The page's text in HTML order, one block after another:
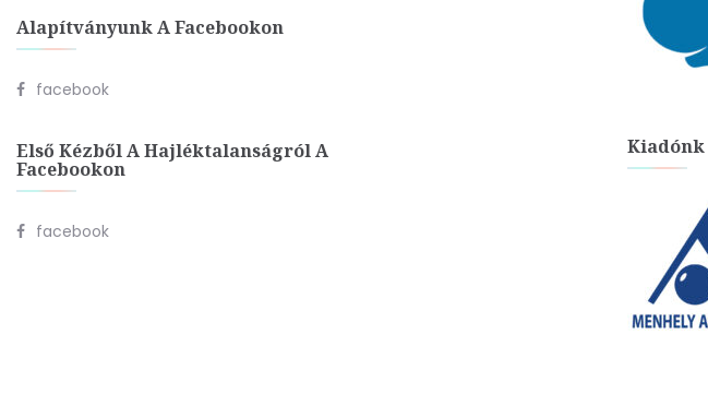
Alapítványunk A Facebookon
facebook
Első Kézből A Hajléktalanságról A
Facebookon
facebook
Kiadónk